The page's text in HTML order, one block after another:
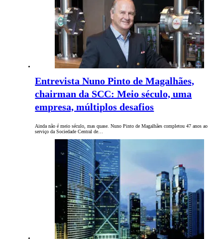
Entrevista Nuno Pinto de Magalhães,
chairman da SCC: Meio século, uma
empresa, múltiplos desafios
Ainda não é meio século, mas quase. Nuno Pinto de Magalhães completou 47 anos ao
serviço da Sociedade Central de…